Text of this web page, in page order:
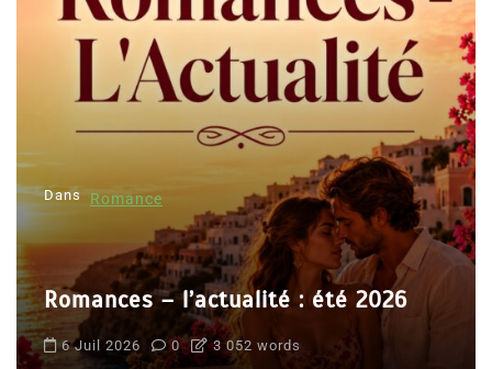
Dans Romance
Romances – l’actualité : été 2026
6 Juil 2026 0 3 052 words